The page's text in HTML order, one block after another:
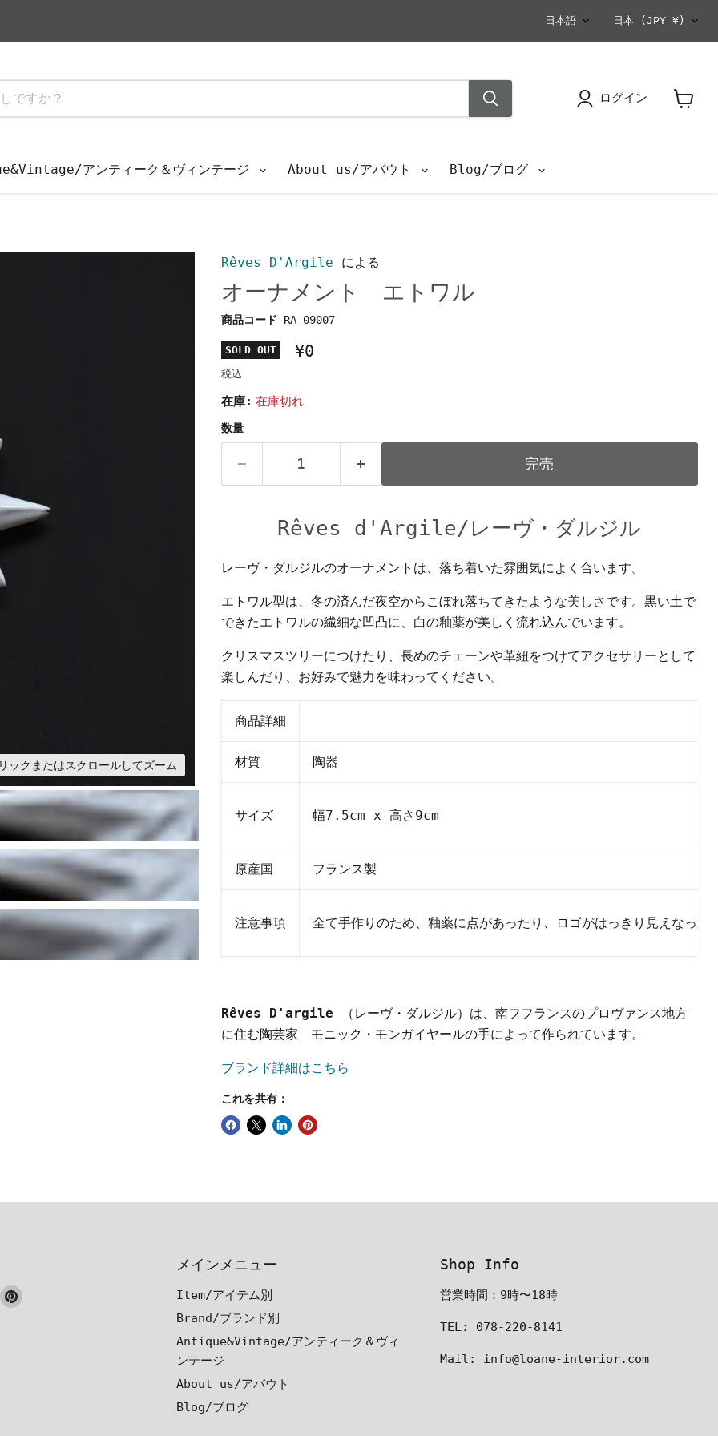
言
語
日本語 国
日本 (JPY ¥)
ログイン
アンティーク＆ヴィンテージ About us/アバウト Blog/ブログ
ックまたはスクロールしてズーム
Rêves D'Argile による
オーナメント エトワル
商品コード RA-09007
SOLD OUT ¥0
税込
在庫: 在庫切れ
数量
完売
Rêves d'Argile/ レーヴ・ダルジル
レーヴ・ダルジルのオーナメントは、落ち着いた雰囲気によく合います。
エトワル型は、冬の済んだ夜空からこぼれ落ちてきたような美しさです。黒い土で
できたエトワルの繊細な凹凸に、白の釉薬が美しく流れ込んでいます。
クリスマスツリーにつけたり、長めのチェーンや革紐をつけてアクセサリーとして
楽しんだり、お好みで魅力を味わってください。
商品詳細
材質 陶器
サイズ 幅7.5cm x 高さ9cm
原産国 フランス製
注意事項 全て手作りのため、釉薬に点があったり、ロゴがはっきり見えなっ
Rêves D'argile
（レーヴ・ダルジル）は、南フフランスのプロヴァンス地方
に住む陶芸家 モニック・モンガイヤールの手によって作られています。
ブランド詳細はこちら
これを共有：
Pinterest
メインメニュー
Item/アイテム別
Brand/ブランド別
Antique&Vintage/アンティーク＆ヴィ
ンテージ
About us/アバウト
Blog/ブログ
Shop Info
営業時間：9時〜18時
TEL: 078-220-8141
Mail: info@loane-interior.com